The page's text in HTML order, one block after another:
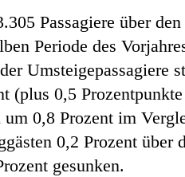
Passagiere über
Periode des
Umsteigepassagiere
(plus 0,5
0,8 Prozent im
0,2 Prozent
gesunken.